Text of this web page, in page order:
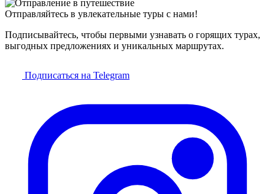
Отправляйтесь в увлекательные туры с нами!
Подписывайтесь, чтобы первыми узнавать о горящих турах,
выгодных предложениях и уникальных маршрутах.
Подписаться на Telegram